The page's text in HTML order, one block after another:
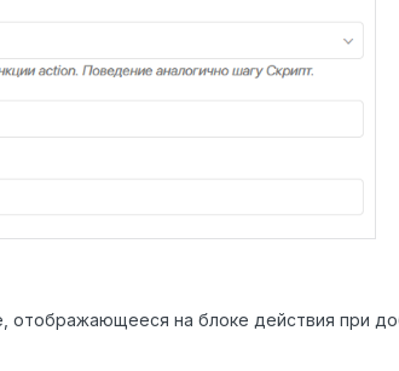
отображающееся на блоке действия при